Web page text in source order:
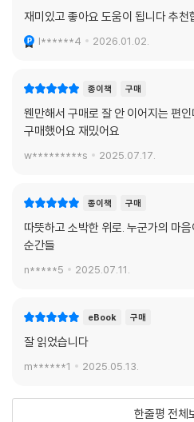
폭설의 기억을 데리고 이후로도 동해안
초까지, 한번은 동해부터 강릉까지 걸
모습을 드러냈다. 그리고 나는 그 마을
다. (……) 그렇다는 사실을 알지도 못한
는 이야기를 쓰고 싶었다. 단번에 일어
들은 서로를 시도 때도 없이, 볼품없이
2023년 봄, 문진영
재미있고 좋아요 도움이 됩니다 추천
l******4 2026.01.02.
종이책 구매
웬만해서 구매로 잘 안 이어지는 편
구매했어요 재밌어요
w*********s 2025.07.17.
종이책 구매
따뜻하고 소박한 위로. 누군가의 마
순간들
n*****5 2025.07.11.
eBook 구매
잘 읽었습니다
m******1 2025.05.13.
한줄평 전체